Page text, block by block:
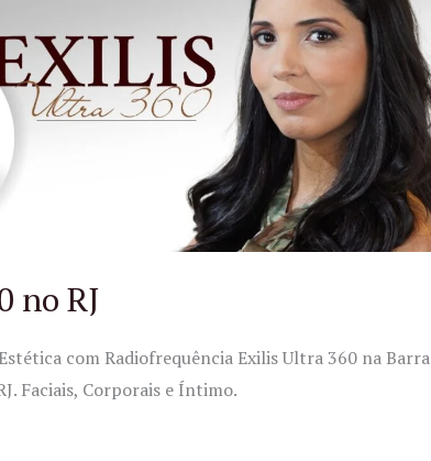
no RJ
com Radiofrequência Exilis Ultra 360 na Barra
Faciais, Corporais e Íntimo.